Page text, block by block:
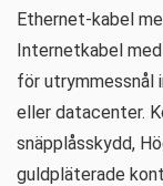
Ethernet-kabel
Internetkabel
för utrymmessnål
eller datacenter.
snäpplåsskydd,
guldpläterade